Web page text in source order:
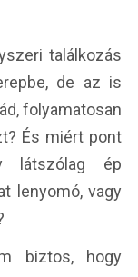
találkozás
de az is
folyamatosan
És miért pont
látszólag ép
lenyomó, vagy
biztos, hogy